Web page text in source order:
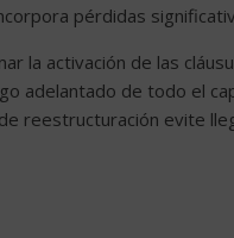
pérdidas
la activación de las
adelantado de todo el
reestructuración evite